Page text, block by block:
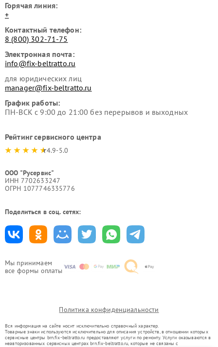
Мы принимаем
все формы оплаты
Горячая линия:
+
Контактный телефон:
8 (800) 302-71-75
Электронная почта:
info@fix-beltratto.ru
для юридических лиц
manager@fix-beltratto.ru
График работы:
ПН-ВСК с 9:00 до 21:00 без перерывов и выходных
Рейтинг сервисного центра
4.9-5.0
ООО "Русервис"
ИНН 7702633247
ОГРН 1077746335776
Поделиться в соц. сетях:
Политика конфиденциальности
Вся информация на сайте носит исключительно справочный характер.
Товарные знаки используются исключительно для описания устройств, в отношении которых
сервисные центры brn.fix-beltratto.ru предоставляют услуги по ремонту. Услуги оказываются в
неавторизованных сервисных центрах brn.fix-beltratto.ru, которые не связаны с